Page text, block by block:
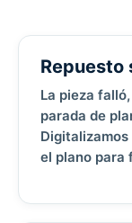
Repuesto
La pieza
parada de
el plano para